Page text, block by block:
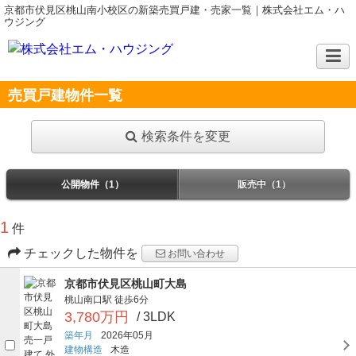
京都市伏見区桃山南小校区の新築売買戸建・売家一覧｜株式会社エム・ハ
ウジング
売買戸建物件一覧
検索条件を変更
公開物件（1） 販売中（1）
1 件
チェックした物件を
お問い合わせ
京都市伏見区桃山町大島
桃山南口駅 徒歩6分
3,780万円 / 3LDK
築年月
2026年05月
建物構造
木造